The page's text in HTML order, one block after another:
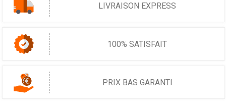
LIVRAISON EXPRESS
100% SATISFAIT
PRIX BAS GARANTI